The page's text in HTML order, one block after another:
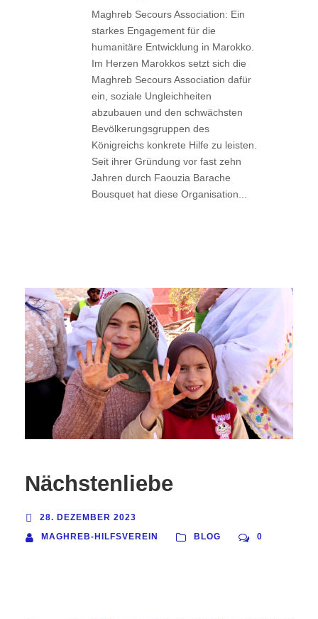
Maghreb Secours Association: Ein
starkes Engagement für die
humanitäre Entwicklung in Marokko.
Im Herzen Marokkos setzt sich die
Maghreb Secours Association dafür
ein, soziale Ungleichheiten
abzubauen und den schwächsten
Bevölkerungsgruppen des
Königreichs konkrete Hilfe zu leisten.
Seit ihrer Gründung vor fast zehn
Jahren durch Faouzia Barache
Bousquet hat diese Organisation...
Nächstenliebe
28. DEZEMBER 2023
MAGHREB-HILFSVEREIN
BLOG 0